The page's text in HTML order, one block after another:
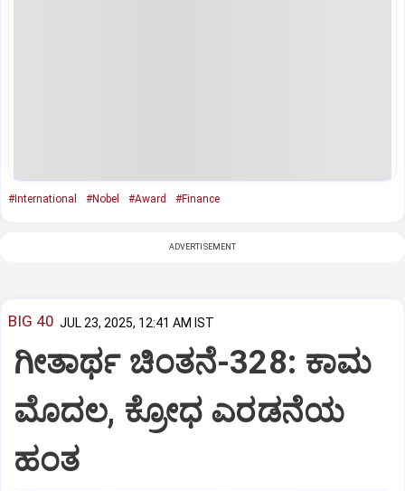
#International #Nobel #Award #Finance
ADVERTISEMENT
BIG 40 JUL 23, 2025, 12:41 AM IST
ಗೀತಾರ್ಥ ಚಿಂತನೆ-328: ಕಾಮ
ಮೊದಲ, ಕ್ರೋಧ ಎರಡನೆಯ
ಹಂತ